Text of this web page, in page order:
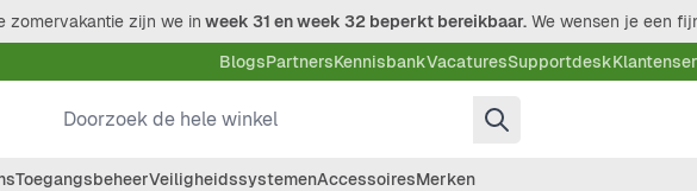
zomervakantie zijn we in week 31 en week 32 beperkt bereikbaar. We wensen je een
BlogsPartnersKennisbankVacaturesSupportdesk
Doorzoek de hele winkel
ToegangsbeheerVeiligheidssystemenAccessoiresMerken